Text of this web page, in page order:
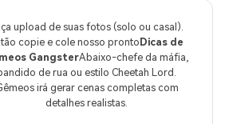
upload de suas fotos (solo ou casal).
copie e cole nosso pronto Dicas de
GangsterAbaixo-chefe da máfia,
de rua ou estilo Cheetah Lord.
irá gerar cenas completas com
detalhes realistas.